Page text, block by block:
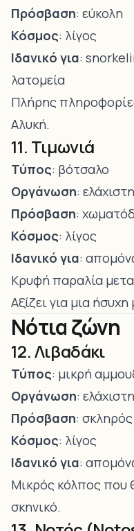
Πρόσβαση: εύκολη
Κόσμος: λίγος
Ιδανικό για:
λατομεία
Πλήρης
Αλυκή.
11. Τιμωνιά
Τύπος: βότσαλο
Οργάνωση: ελάχιστη
Πρόσβαση:
Κόσμος: λίγος
Ιδανικό για:
Κρυφή παραλία
Αξίζει για μια ήσυχη
Νότια ζώνη
12. Λιβαδάκι
Τύπος: μικρή
Οργάνωση: ελάχιστη
Πρόσβαση:
Κόσμος: λίγος
Ιδανικό για:
Μικρός κόλπος που
σκηνικό.